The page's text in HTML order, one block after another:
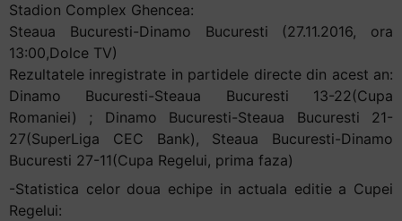
Stadion Complex Ghencea:
Steaua Bucuresti-Dinamo Bucuresti (27.11.2016, ora
13:00,Dolce TV)
Rezultatele inregistrate in partidele directe din acest an:
Dinamo Bucuresti-Steaua Bucuresti 13-22(Cupa
Romaniei) ; Dinamo Bucuresti-Steaua Bucuresti 21-
27(SuperLiga CEC Bank), Steaua Bucuresti-Dinamo
Bucuresti 27-11(Cupa Regelui, prima faza)
-Statistica celor doua echipe in actuala editie a Cupei
Regelui: